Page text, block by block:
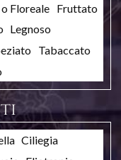
Floreale Fruttato
Legnoso
Tabaccato
Ciliegia